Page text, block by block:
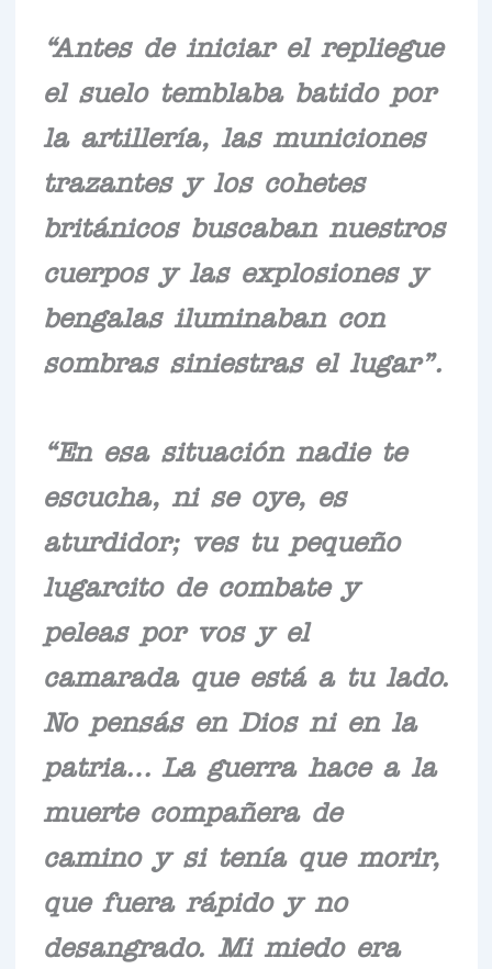
“Antes de iniciar el repliegue
el suelo temblaba batido por
la artillería, las municiones
trazantes y los cohetes
británicos buscaban nuestros
cuerpos y las explosiones y
bengalas iluminaban con
sombras siniestras el lugar”.
“En esa situación nadie te
escucha, ni se oye, es
aturdidor; ves tu pequeño
lugarcito de combate y
peleas por vos y el
camarada que está a tu lado.
No pensás en Dios ni en la
patria… La guerra hace a la
muerte compañera de
camino y si tenía que morir,
que fuera rápido y no
desangrado. Mi miedo era